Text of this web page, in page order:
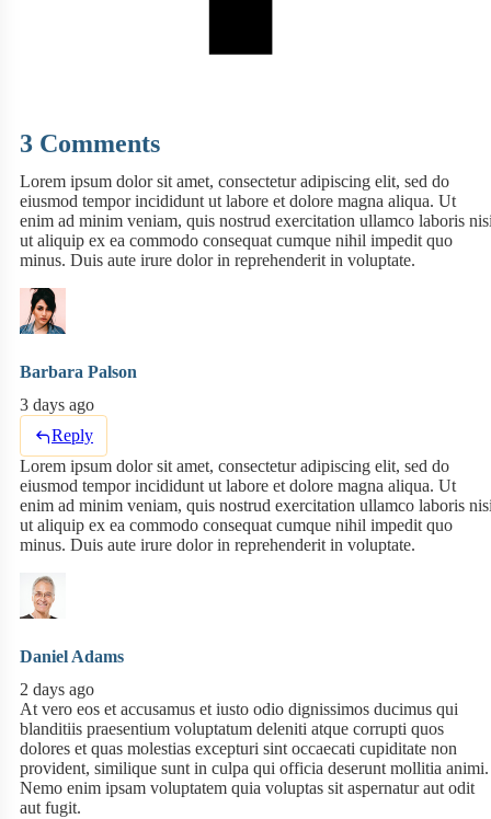
3 Comments
Lorem ipsum dolor sit amet, consectetur adipiscing elit, sed do
eiusmod tempor incididunt ut labore et dolore magna aliqua. Ut
enim ad minim veniam, quis nostrud exercitation ullamco laboris
ut aliquip ex ea commodo consequat cumque nihil impedit quo
minus. Duis aute irure dolor in reprehenderit in voluptate.
Barbara Palson
3 days ago
Reply
Lorem ipsum dolor sit amet, consectetur adipiscing elit, sed do
eiusmod tempor incididunt ut labore et dolore magna aliqua. Ut
enim ad minim veniam, quis nostrud exercitation ullamco laboris
ut aliquip ex ea commodo consequat cumque nihil impedit quo
minus. Duis aute irure dolor in reprehenderit in voluptate.
Daniel Adams
2 days ago
At vero eos et accusamus et iusto odio dignissimos ducimus qui
blanditiis praesentium voluptatum deleniti atque corrupti quos
dolores et quas molestias excepturi sint occaecati cupiditate non
provident, similique sunt in culpa qui officia deserunt mollitia animi.
Nemo enim ipsam voluptatem quia voluptas sit aspernatur aut odit
aut fugit.